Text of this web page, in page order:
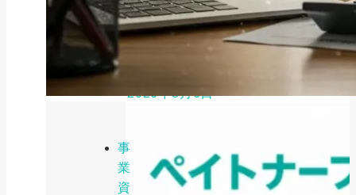
事
業
資
ファクタリング
ファクタリングとは？仕組み・メ
リット・注意点と...
2026年8月6日